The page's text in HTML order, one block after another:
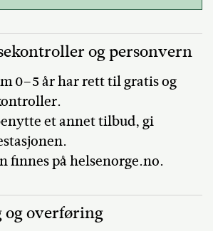
og personvern
0–5 år har rett til gratis og
et annet tilbud, gi
finnes på helsenorge.no.
overføring